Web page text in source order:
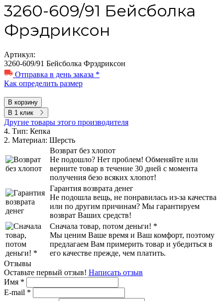
3260-609/91 Бейсболка
Фрэдриксон
Артикул:
3260-609/91 Бейсболка Фрэдриксон
Отправка в день заказа *
Как определить размер
В корзину
В 1 клик
Другие товары этого производителя
4. Тип: Кепка
2. Материал: Шерсть
Возврат без хлопот
Не подошло? Нет проблем! Обменяйте или
верните товар в течение 30 дней с момента
получения безо всяких хлопот!
Гарантия возврата денег
Не подошла вещь, не понравилась из-за качества
или по другим причинам? Мы гарантируем
возврат Ваших средств!
Сначала товар, потом деньги! *
Мы ценим Ваше время и Ваш комфорт, поэтому
предлагаем Вам примерить товар и убедиться в
его качестве прежде, чем платить.
Отзывы
Оставьте первый отзыв! Написать отзыв
Имя *
E-mail *